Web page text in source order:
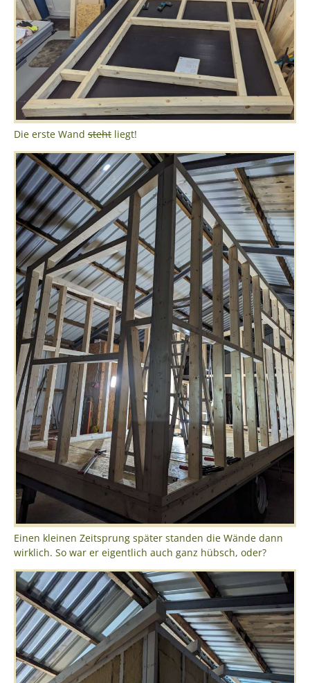
Die erste Wand steht liegt!
Einen kleinen Zeitsprung später standen die Wände dann
wirklich. So war er eigentlich auch ganz hübsch, oder?